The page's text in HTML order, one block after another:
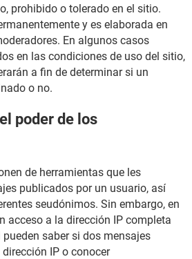
prohibido o tolerado en el sitio.
y es elaborada en
En algunos casos
en las condiciones de uso del sitio,
a fin de determinar si un
o no.
poder de los
de herramientas que les
publicados por un usuario, así
seudónimos. Sin embargo, en
acceso a la dirección IP completa
saber si dos mensajes
IP o conocer